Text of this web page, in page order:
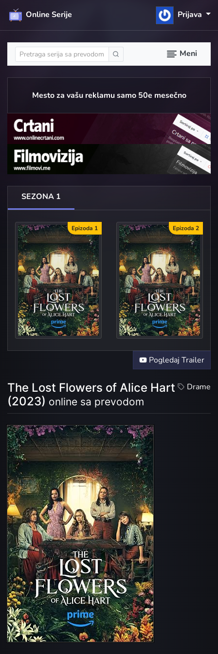
Online Serije Prijava
Meni
Mesto za vašu reklamu samo 50e mesečno
SEZONA 1
Epizoda 1
Part 1: Black Fire
Epizoda 2
Part 2:
Pogledaj Trailer
Drame
The Lost Flowers of Alice Hart
(2023) online sa prevodom